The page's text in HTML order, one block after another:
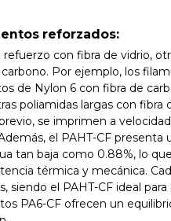
reforzados:
con fibra de vidrio,
Por ejemplo, los
de Nylon 6 con fibra de
poliamidas largas con fibra
se imprimen a
el PAHT-CF presenta
tan baja como 0.88%, lo
térmica y mecánica.
siendo el PAHT-CF ideal para
PA6-CF ofrecen un